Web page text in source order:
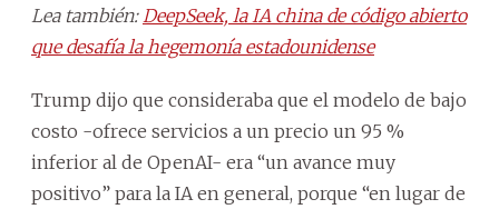
Lea también: DeepSeek, la IA china de código abierto
que desafía la hegemonía estadounidense
Trump dijo que consideraba que el modelo de bajo
costo -ofrece servicios a un precio un 95 %
inferior al de OpenAI- era “un avance muy
positivo” para la IA en general, porque “en lugar de